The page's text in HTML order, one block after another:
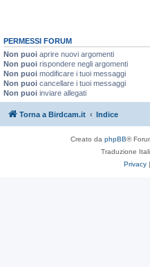
PERMESSI FORUM
Non puoi aprire nuovi argomenti
Non puoi rispondere negli argomenti
Non puoi modificare i tuoi messaggi
Non puoi cancellare i tuoi messaggi
Non puoi inviare allegati
Torna a Birdcam.it Indice
Creato da phpBB®
Traduzione
Privacy |